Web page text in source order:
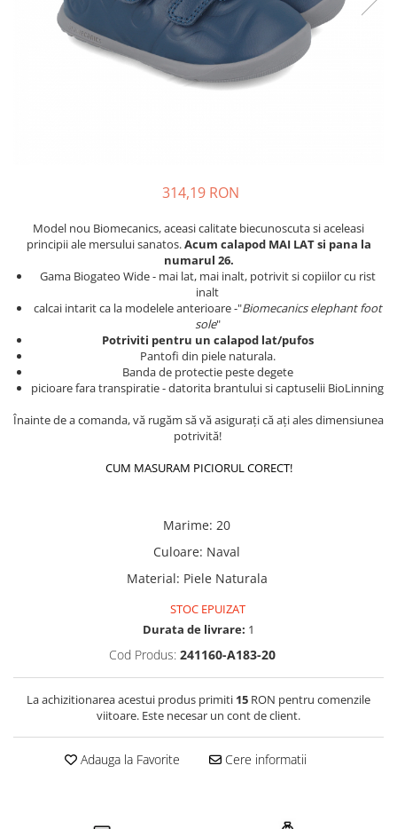
314,19 RON
Model nou Biomecanics, aceasi calitate biecunoscuta si aceleasi
principii ale mersului sanatos.Acum calapod MAI LAT si pana la
numarul 26.
Gama Biogateo Wide - mai lat, mai inalt, potrivit si copiilor cu rist
inalt
calcai intarit ca la modelele anterioare -"Biomecanics elephant foot
sole"
Potriviti pentru un calapod lat/pufos
Pantofi din piele naturala.
Banda de protectie peste degete
picioare fara transpiratie - datorita brantului si captuselii BioLinning
Înainte de a comanda, vă rugăm să vă asigurați că ați ales dimensiunea
potrivită!
CUM MASURAM PICIORUL CORECT!
Marime: 20
Culoare: Naval
Material: Piele Naturala
STOC EPUIZAT
Durata de livrare: 1
Cod Produs: 241160-A183-20
La achizitionarea acestui produs primiti 15 RON pentru comenzile
viitoare. Este necesar un cont de client.
Adauga la Favorite Cere informatii